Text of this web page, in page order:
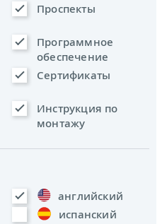
Проспекты
Программное
обеспечение
Сертификаты
Инструкция по
монтажу
английский
испанский